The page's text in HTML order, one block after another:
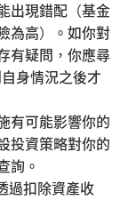
出現錯配（基金
為高）。如你對
有疑問，你應尋
身情況之後才
有可能影響你的
投資策略對你的
詢。
過扣除資產收
資策略重新
詢，請致電
與客戶服務
劃: 2929-
3366